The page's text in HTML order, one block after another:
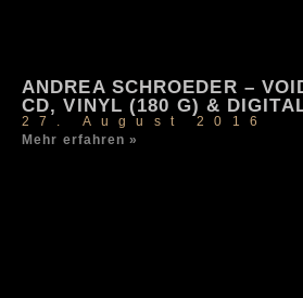
ANDREA SCHROEDER –
CD, VINYL (180 G) &
27. August 2016
Mehr erfahren »